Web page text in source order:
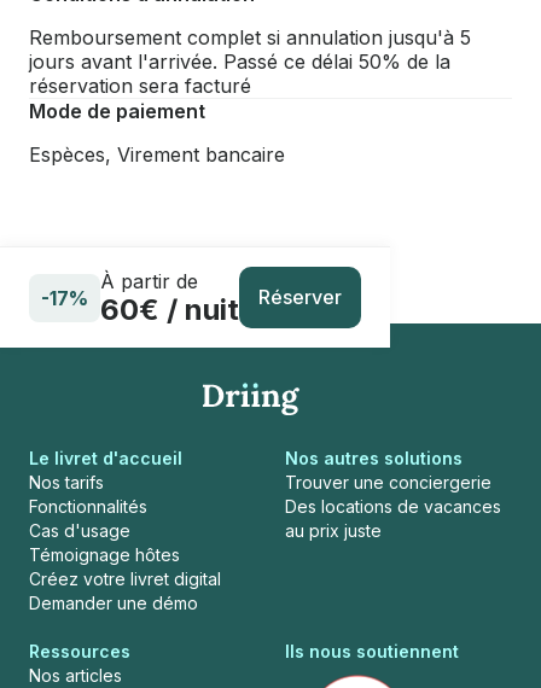
Remboursement complet si annulation jusqu'à 5
jours avant l'arrivée. Passé ce délai 50% de la
réservation sera facturé
Mode de paiement
Espèces, Virement bancaire
-17%
À partir de
60€ / nuit Réserver
Le livret d'accueil
Nos tarifs
Fonctionnalités
Cas d'usage
Témoignage hôtes
Créez votre livret digital
Demander une démo
Nos autres solutions
Trouver une conciergerie
Des locations de vacances
au prix juste
Ressources
Nos articles
Ils nous soutiennent